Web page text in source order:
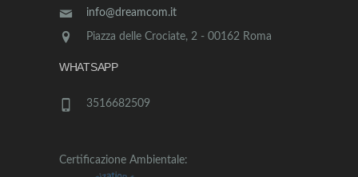
info@dreamcom.it
Piazza delle Crociate, 2 - 00162 Roma
WHATSAPP
3516682509
Certificazione Ambientale: